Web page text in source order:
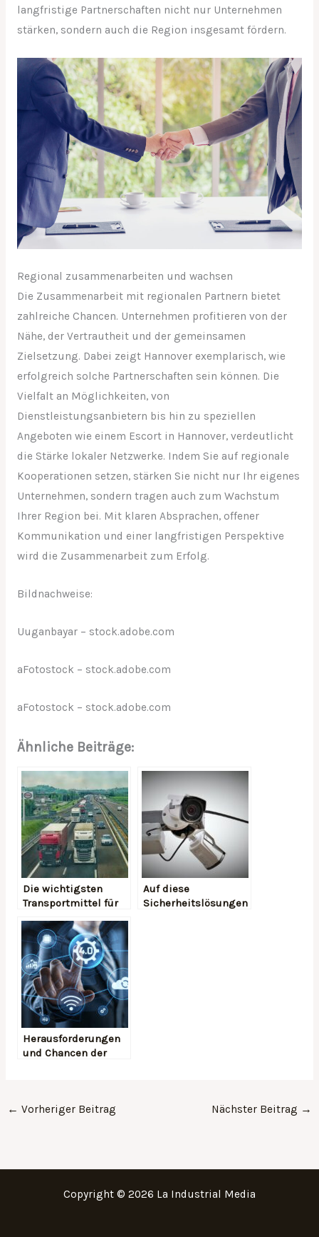
langfristige Partnerschaften nicht nur Unternehmen
stärken, sondern auch die Region insgesamt fördern.
Regional zusammenarbeiten und wachsen
Die Zusammenarbeit mit regionalen Partnern bietet
zahlreiche Chancen. Unternehmen profitieren von der
Nähe, der Vertrautheit und der gemeinsamen
Zielsetzung. Dabei zeigt Hannover exemplarisch, wie
erfolgreich solche Partnerschaften sein können. Die
Vielfalt an Möglichkeiten, von
Dienstleistungsanbietern bis hin zu speziellen
Angeboten wie einem Escort in Hannover, verdeutlicht
die Stärke lokaler Netzwerke. Indem Sie auf regionale
Kooperationen setzen, stärken Sie nicht nur Ihr eigenes
Unternehmen, sondern tragen auch zum Wachstum
Ihrer Region bei. Mit klaren Absprachen, offener
Kommunikation und einer langfristigen Perspektive
wird die Zusammenarbeit zum Erfolg.
Bildnachweise:
Uuganbayar– stock.adobe.com
aFotostock – stock.adobe.com
aFotostock – stock.adobe.com
Ähnliche Beiträge:
Die wichtigsten
Transportmittel für
Dienstleistungsunte
rnehmen
Auf diese
Sicherheitslösungen
Herausforderungen
und Chancen der
← Vorheriger Beitrag Nächster Beitrag →
Copyright © 2026 La Industrial Media